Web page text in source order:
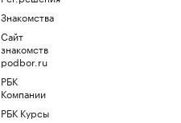
Знакомства
Сайт
знакомств
podbor.ru
РБК
Компании
РБК Курсы